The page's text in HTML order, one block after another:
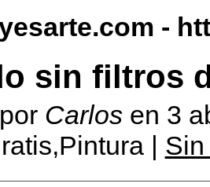
-
sin filtros
Carlosen 3
|